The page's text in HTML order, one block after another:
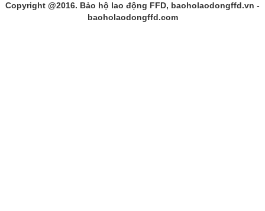
Copyright @2016. Bảo hộ lao động FFD, baoholaodongffd.vn -
baoholaodongffd.com